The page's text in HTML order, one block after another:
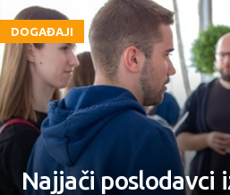
DOGAĐAJI
Najjači poslodavci